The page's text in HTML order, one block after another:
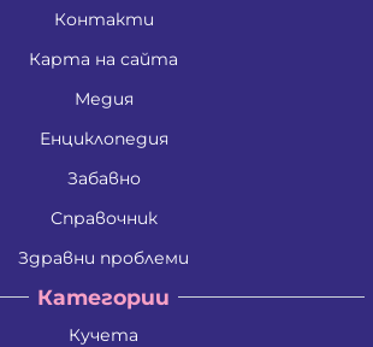
Контакти
Карта на сайта
Медия
Енциклопедия
Забавно
Справочник
Здравни проблеми
Категории
Кучета